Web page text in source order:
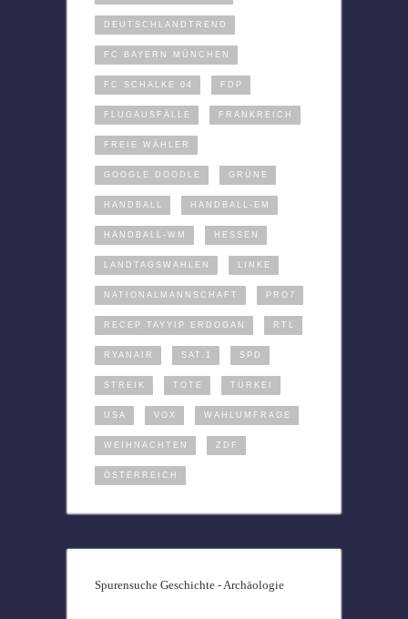
DEUTSCHLANDTREND
FC BAYERN MÜNCHEN
FC SCHALKE 04 FDP
FLUGAUSFÄLLE FRANKREICH
FREIE WÄHLER
GOOGLE DOODLE GRÜNE
HANDBALL HANDBALL-EM
HANDBALL-WM HESSEN
LANDTAGSWAHLEN LINKE
NATIONALMANNSCHAFT PRO7
RECEP TAYYIP ERDOGAN RTL
RYANAIR SAT.1 SPD
STREIK TOTE TÜRKEI
USA VOX WAHLUMFRAGE
WEIHNACHTEN ZDF
ÖSTERREICH
Spurensuche Geschichte - Archäologie